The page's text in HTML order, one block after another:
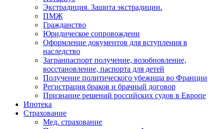
Экстрадиция. Защита экстрадиции.
ПМЖ
Гражданство
Юридическое сопровождени
Оформление документов для вступления в
наследство
Загранпаспорт получение, возобновление,
восстановление, паспорта для детей
Получение политического убежища во Франции
Регистрация браков и брачный договор
Признание решений российских судов в Европе
Ипотека
Страхование
Мед. страхование